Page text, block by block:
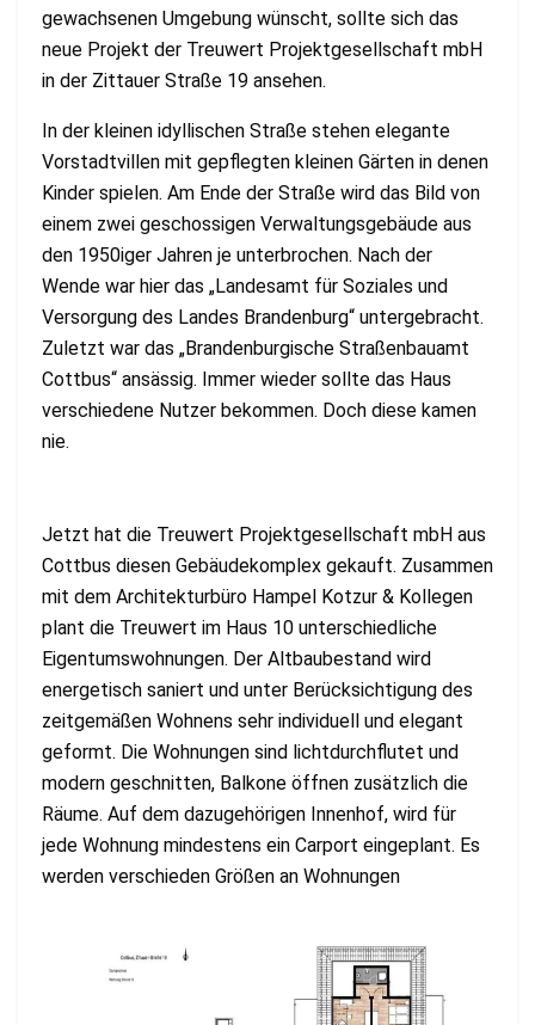
gewachsenen Umgebung wünscht, sollte sich das
neue Projekt der Treuwert Projektgesellschaft mbH
in der Zittauer Straße 19 ansehen.
In der kleinen idyllischen Straße stehen elegante
Vorstadtvillen mit gepflegten kleinen Gärten in denen
Kinder spielen. Am Ende der Straße wird das Bild von
einem zwei geschossigen Verwaltungsgebäude aus
den 1950iger Jahren je unterbrochen. Nach der
Wende war hier das „Landesamt für Soziales und
Versorgung des Landes Brandenburg“ untergebracht.
Zuletzt war das „Brandenburgische Straßenbauamt
Cottbus“ ansässig. Immer wieder sollte das Haus
verschiedene Nutzer bekommen. Doch diese kamen
nie.
Jetzt hat die Treuwert Projektgesellschaft mbH aus
Cottbus diesen Gebäudekomplex gekauft. Zusammen
mit dem Architekturbüro Hampel Kotzur & Kollegen
plant die Treuwert im Haus 10 unterschiedliche
Eigentumswohnungen. Der Altbaubestand wird
energetisch saniert und unter Berücksichtigung des
zeitgemäßen Wohnens sehr individuell und elegant
geformt. Die Wohnungen sind lichtdurchflutet und
modern geschnitten, Balkone öffnen zusätzlich die
Räume. Auf dem dazugehörigen Innenhof, wird für
jede Wohnung mindestens ein Carport eingeplant. Es
werden verschieden Größen an Wohnungen